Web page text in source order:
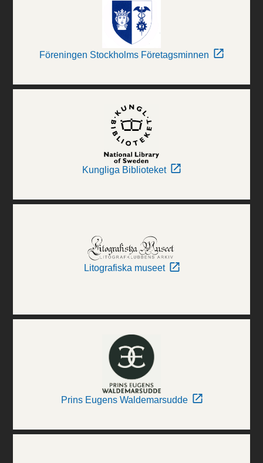
Föreningen Stockholms Företagsminnen
Kungliga Biblioteket
Litografiska museet
Prins Eugens Waldemarsudde